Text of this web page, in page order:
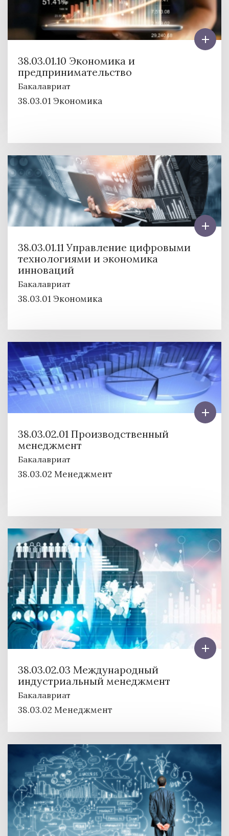
38.03.01.10 Экономика и
предпринимательство
Бакалавриат
38.03.01 Экономика
38.03.01.11 Управление цифровыми
технологиями и экономика
инноваций
Бакалавриат
38.03.01 Экономика
38.03.02.01 Производственный
менеджмент
Бакалавриат
38.03.02 Менеджмент
38.03.02.03 Международный
индустриальный менеджмент
Бакалавриат
38.03.02 Менеджмент